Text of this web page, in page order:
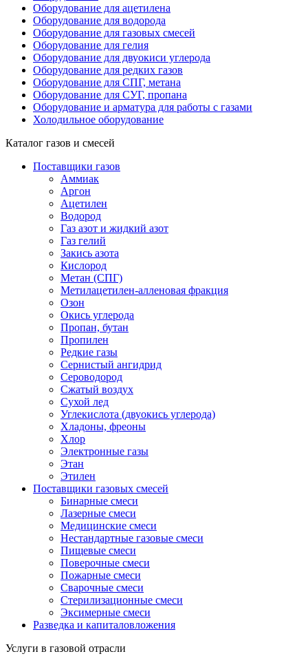
Оборудование для ацетилена
Оборудование для водорода
Оборудование для газовых смесей
Оборудование для гелия
Оборудование для двуокиси углерода
Оборудование для редких газов
Оборудование для СПГ, метана
Оборудование для СУГ, пропана
Оборудование и арматура для работы с газами
Холодильное оборудование
Каталог газов и смесей
Поставщики газов
Аммиак
Аргон
Ацетилен
Водород
Газ азот и жидкий азот
Газ гелий
Закись азота
Кислород
Метан (СПГ)
Метилацетилен-алленовая фракция
Озон
Окись углерода
Пропан, бутан
Пропилен
Редкие газы
Сернистый ангидрид
Сероводород
Сжатый воздух
Сухой лед
Углекислота (двуокись углерода)
Хладоны, фреоны
Хлор
Электронные газы
Этан
Этилен
Поставщики газовых смесей
Бинарные смеси
Лазерные смеси
Медицинские смеси
Нестандартные газовые смеси
Пищевые смеси
Поверочные смеси
Пожарные смеси
Сварочные смеси
Стерилизационные смеси
Эксимерные смеси
Разведка и капиталовложения
Услуги в газовой отрасли